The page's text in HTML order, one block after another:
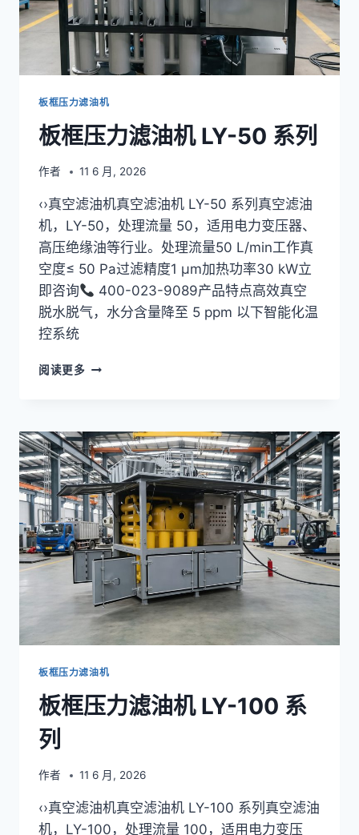
板框压力滤油机
板框压力滤油机 LY-50 系列
作者 11 6 月, 2026
‹›真空滤油机真空滤油机 LY-50 系列真空滤油
机，LY-50，处理流量 50，适用电力变压器、
高压绝缘油等行业。处理流量50 L/min工作真
空度≤ 50 Pa过滤精度1 μm加热功率30 kW立
即咨询
400-023-9089产品特点高效真空
脱水脱气，水分含量降至 5 ppm 以下智能化温
控系统
阅读更多 板
滤
油
机
LY-
50
系
列
板框压力滤油机
板框压力滤油机 LY-100 系
列
作者 11 6 月, 2026
‹›真空滤油机真空滤油机 LY-100 系列真空滤油
机，LY-100，处理流量 100，适用电力变压